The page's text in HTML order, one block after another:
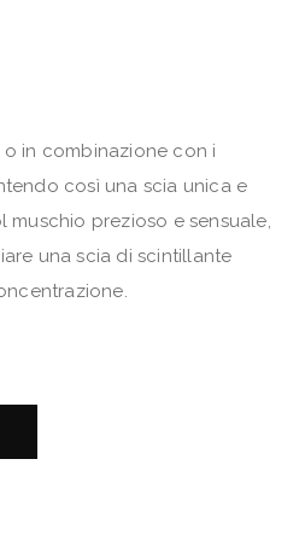
in combinazione con i
così una scia unica e
muschio prezioso e sensuale,
una scia di scintillante